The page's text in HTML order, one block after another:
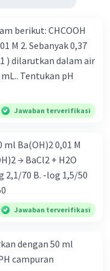
CHCOOH
1 ) dilarutkan dalam air
Tentukan pH
Jawaban terverifikasi
ml Ba(OH)2 0,01 M
Jawaban terverifikasi
dengan 50 ml
campuran